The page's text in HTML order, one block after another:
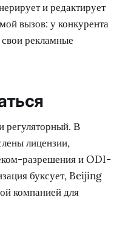
и редактирует
вызов: у конкурента
рекламные
регуляторный. В
лицензии,
разрешения и ODI-
буксует, Beijing
компанией для